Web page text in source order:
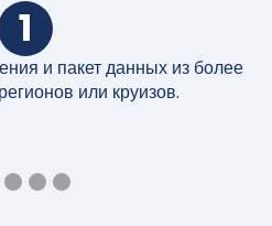
1
и пакет данных из более
или круизов.